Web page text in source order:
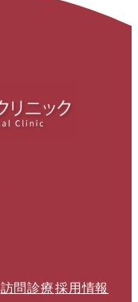
訪問診療採用情報